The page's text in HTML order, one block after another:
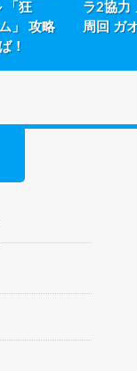
「狂
」 攻略
！
ラ2協力
周回 ガ